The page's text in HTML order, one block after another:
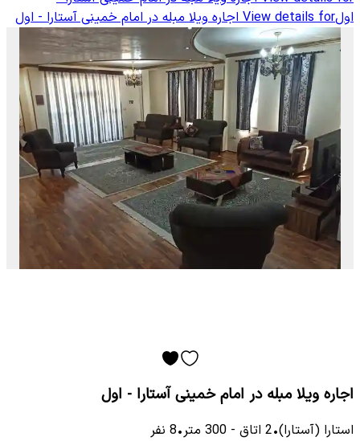
اولView details for اجاره ویلا مبله در امام خمینی آستارا - اول
اجاره ویلا مبله در امام خمینی آستارا - اول
استارا (آستارا)•
2 اتاق -
300 متر•
8 نفر